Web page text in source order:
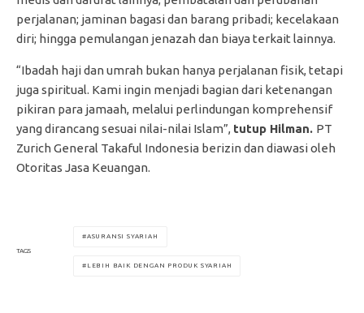
perjalanan; jaminan bagasi dan barang pribadi; kecelakaan
diri; hingga pemulangan jenazah dan biaya terkait lainnya.
“Ibadah haji dan umrah bukan hanya perjalanan fisik, tetapi
juga spiritual. Kami ingin menjadi bagian dari ketenangan
pikiran para jamaah, melalui perlindungan komprehensif
yang dirancang sesuai nilai-nilai Islam”, tutup Hilman. PT
Zurich General Takaful Indonesia berizin dan diawasi oleh
Otoritas Jasa Keuangan.
TAGS
ASURANSI SYARIAH
LEBIH BAIK DENGAN PRODUK SYARIAH